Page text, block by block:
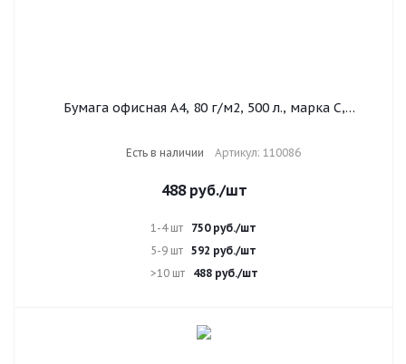
Бумага офисная А4, 80 г/м2, 500 л., марка С,
Есть в наличии Артикул: 110086
488руб./шт
1-4 шт 750руб./шт
5-9 шт
592 руб./шт
>10 шт
488руб./шт